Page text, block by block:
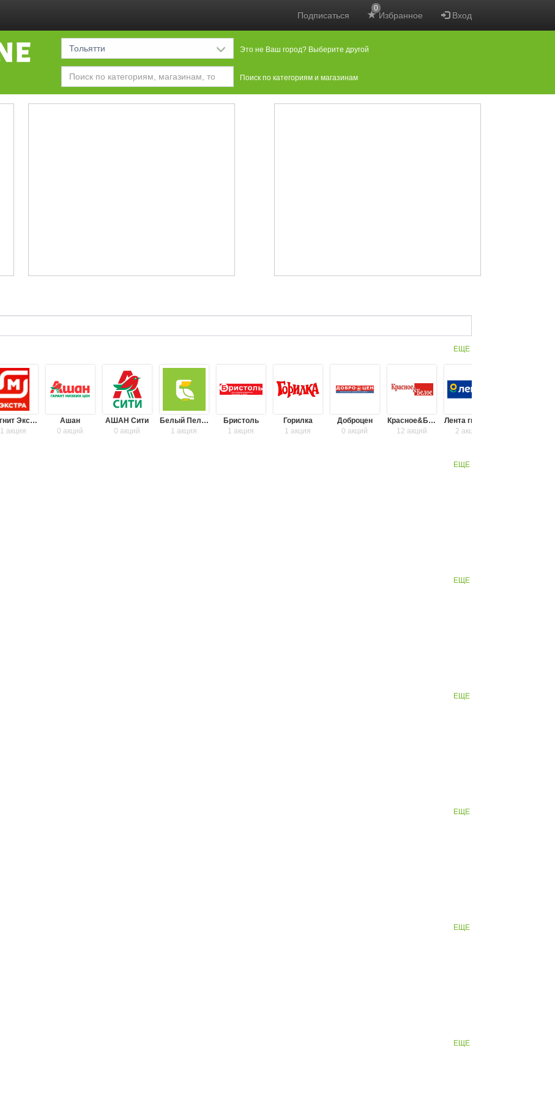
Подписаться Избранное
0
Вход
Тольятти Это не Ваш город? Выберите другой
Поиск по категориям и магазинам
ЕЩЕ
Магнит Экстра
1 акция
Ашан
0 акций
АШАН Сити
0 акций
Белый Пеликан
1 акция
Бристоль
1 акция
Горилка
1 акция
Доброцен
0 акций
Красное&Белое
12 акций
2 акции
ЕЩЕ
ЕЩЕ
ЕЩЕ
ЕЩЕ
ЕЩЕ
ЕЩЕ